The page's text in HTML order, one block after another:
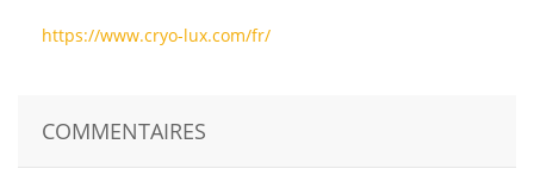
https://www.cryo-lux.com/fr/
COMMENTAIRES